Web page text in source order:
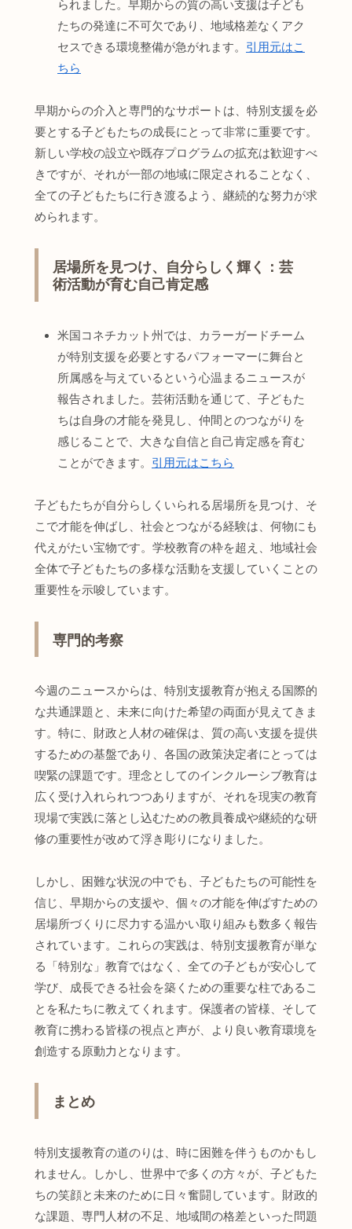
られました。早期からの質の高い支援は子ども
たちの発達に不可欠であり、地域格差なくアク
セスできる環境整備が急がれます。 引用元はこ
ちら
早期からの介入と専門的なサポートは、特別支援を必
要とする子どもたちの成長にとって非常に重要です。
新しい学校の設立や既存プログラムの拡充は歓迎すべ
きですが、それが一部の地域に限定されることなく、
全ての子どもたちに行き渡るよう、継続的な努力が求
められます。
居場所を見つけ、自分らしく輝く：芸
術活動が育む自己肯定感
米国コネチカット州では、カラーガードチーム
が特別支援を必要とするパフォーマーに舞台と
所属感を与えているという心温まるニュースが
報告されました。芸術活動を通じて、子どもた
ちは自身の才能を発見し、仲間とのつながりを
感じることで、大きな自信と自己肯定感を育む
ことができます。 引用元はこちら
子どもたちが自分らしくいられる居場所を見つけ、そ
こで才能を伸ばし、社会とつながる経験は、何物にも
代えがたい宝物です。学校教育の枠を超え、地域社会
全体で子どもたちの多様な活動を支援していくことの
重要性を示唆しています。
専門的考察
今週のニュースからは、特別支援教育が抱える国際的
な共通課題と、未来に向けた希望の両面が見えてきま
す。特に、財政と人材の確保は、質の高い支援を提供
するための基盤であり、各国の政策決定者にとっては
喫緊の課題です。理念としてのインクルーシブ教育は
広く受け入れられつつありますが、それを現実の教育
現場で実践に落とし込むための教員養成や継続的な研
修の重要性が改めて浮き彫りになりました。
しかし、困難な状況の中でも、子どもたちの可能性を
信じ、早期からの支援や、個々の才能を伸ばすための
居場所づくりに尽力する温かい取り組みも数多く報告
されています。これらの実践は、特別支援教育が単な
る「特別な」教育ではなく、全ての子どもが安心して
学び、成長できる社会を築くための重要な柱であるこ
とを私たちに教えてくれます。保護者の皆様、そして
教育に携わる皆様の視点と声が、より良い教育環境を
創造する原動力となります。
まとめ
特別支援教育の道のりは、時に困難を伴うものかもし
れません。しかし、世界中で多くの方々が、子どもた
ちの笑顔と未来のために日々奮闘しています。財政的
な課題、専門人材の不足、地域間の格差といった問題